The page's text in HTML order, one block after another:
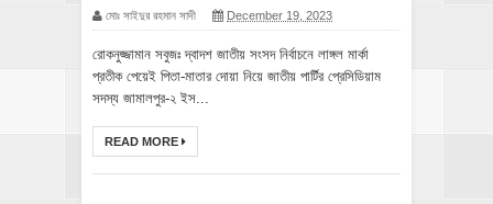
মোঃ সাইদুর রহমান সাদী December 19, 2023
রোকনুজ্জামান সবুজঃ দ্বাদশ জাতীয় সংসদ নির্বাচনে লাঙ্গল মার্কা
প্রতীক পেয়েই পিতা-মাতার দোয়া নিয়ে জাতীয় পার্টির প্রেসিডিয়াম
সদস্য জামালপুর-২ ইস...
READ MORE